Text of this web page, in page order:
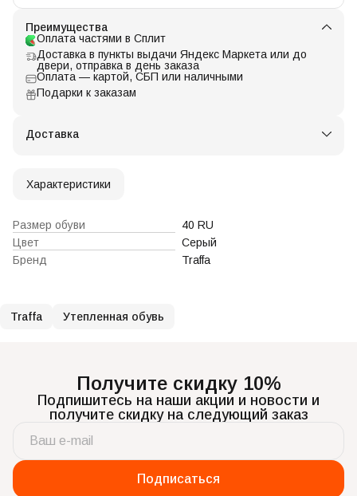
Преимущества
Оплата частями в Сплит
Доставка в пункты выдачи Яндекс Маркета или до
двери, отправка в день заказа
Оплата — картой, СБП или наличными
Подарки к заказам
Доставка
Характеристики
Размер обуви
40 RU
Цвет
Серый
Бренд
Traffa
Traffa Утепленная обувь
Получите скидку 10%
Подпишитесь на наши акции и новости и
получите скидку на следующий заказ
Подписаться